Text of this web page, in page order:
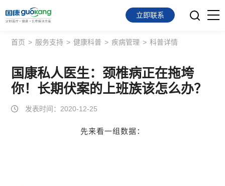
首页
面向会员
面向企业
立即联系
首页 > 服务支持 > 健康科普 > 疾病管理 > 科普详情
国康私人医生：颈椎病正在拖垮
你！长期伏案的上班族该怎么办？
发表时间：2020-12-25
先来看一组数据：